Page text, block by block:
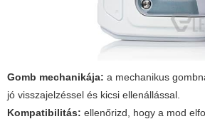
Gomb mechanikája: a mechanikus
jó visszajelzéssel és kicsi ellenállással.
Kompatibilitás: ellenőrizd, hogy a mod